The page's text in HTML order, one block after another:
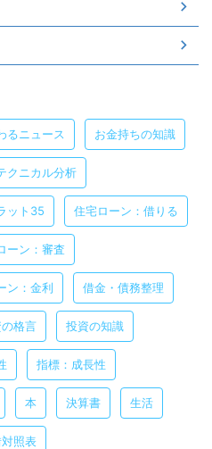
るニュース お金持ちの知識
クニカル分析
ット35 住宅ローン：借りる
ーン：審査
ン：金利 借金・債務整理
格言 投資の知識
指標：成長性
本 決算書 生活
照表